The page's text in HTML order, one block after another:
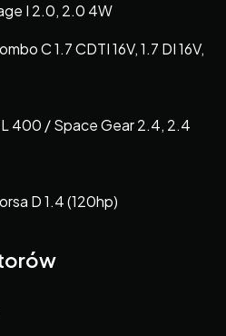
I 2.0, 2.0 4W
C 1.7 CDTI 16V, 1.7 DI 16V,
400 / Space Gear 2.4, 2.4
D 1.4 (120hp)